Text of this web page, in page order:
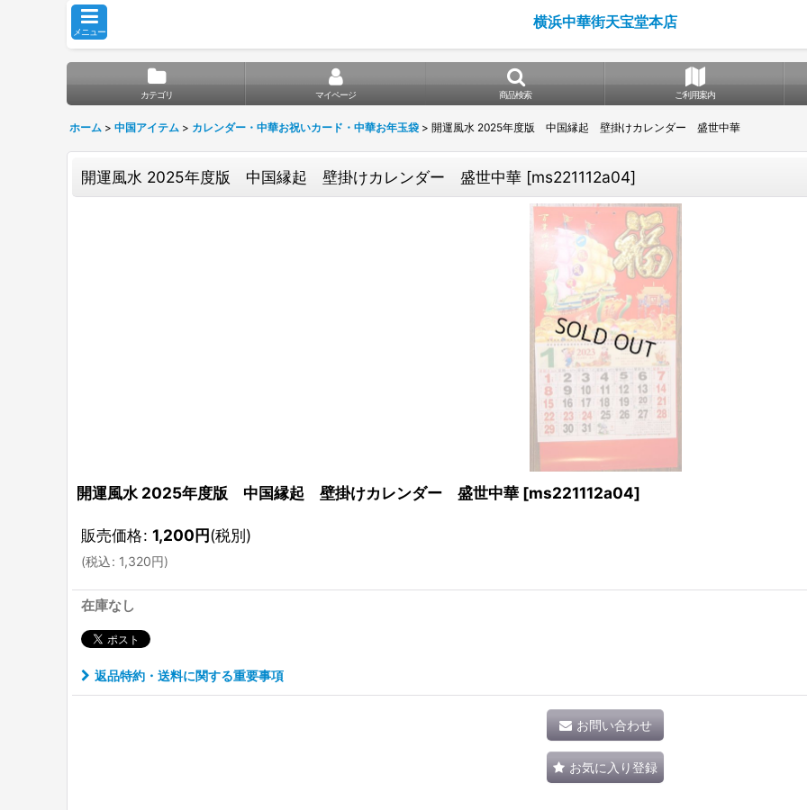
メニュー
横浜中華街天宝堂本店
カテゴリ マイページ 商品検索 ご利用案内
ホーム > 中国アイテム > カレンダー・中華お祝いカード・中華お年玉袋 > 開運風水 2025年度版 中国縁起 壁掛けカレンダー 盛世中華
開運風水 2025年度版 中国縁起 壁掛けカレンダー 盛世中華 [ms221112a04]
開運風水 2025年度版 中国縁起 壁掛けカレンダー 盛世中華 [ms221112a04]
販売価格: 1,200円(税別)
(税込: 1,320円)
在庫なし
返品特約・送料に関する重要事項
お問い合わせ
お気に入り登録